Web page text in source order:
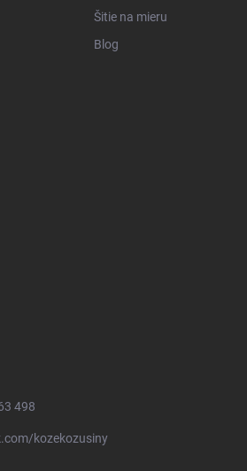
Šitie na mieru
Blog
498
kozekozusiny